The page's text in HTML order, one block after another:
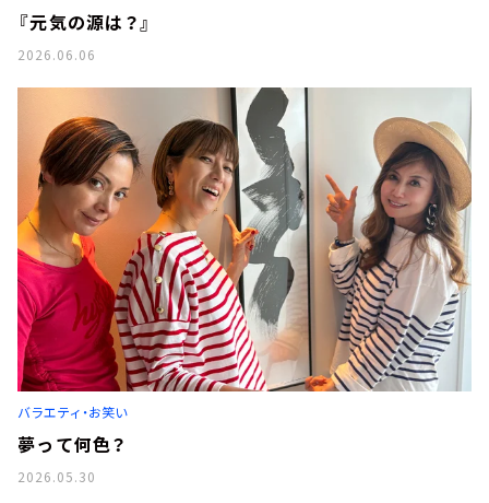
『元気の源は？』
2026.06.06
バラエティ・お笑い
夢って何色？
2026.05.30